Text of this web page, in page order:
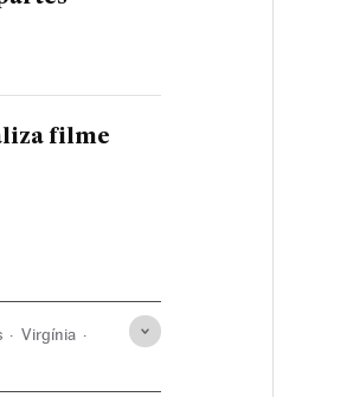
filme
Virgínia